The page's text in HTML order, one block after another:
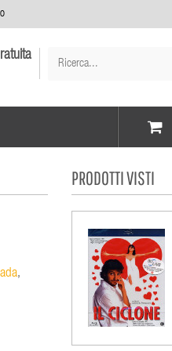
,
PRODOTTI VISTI